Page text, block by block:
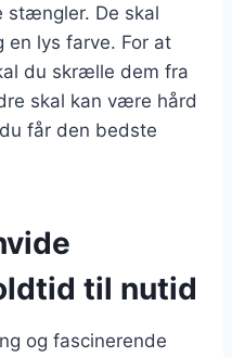
stængler. De skal
en lys farve. For at
du skrælle dem fra
skal kan være hård
får den bedste
til nutid
og fascinerende